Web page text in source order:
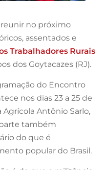
no próximo
assentados e
Trabalhadores Rurais
dos Goytacazes (RJ).
do Encontro
nos dias 23 a 25 de
Agrícola Antônio Sarlo,
também
do que é
popular do Brasil.